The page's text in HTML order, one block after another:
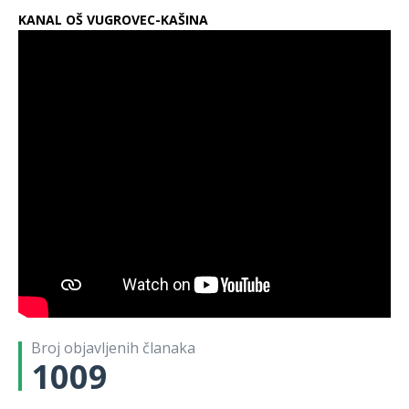
KANAL OŠ VUGROVEC-KAŠINA
Broj objavljenih članaka
1009